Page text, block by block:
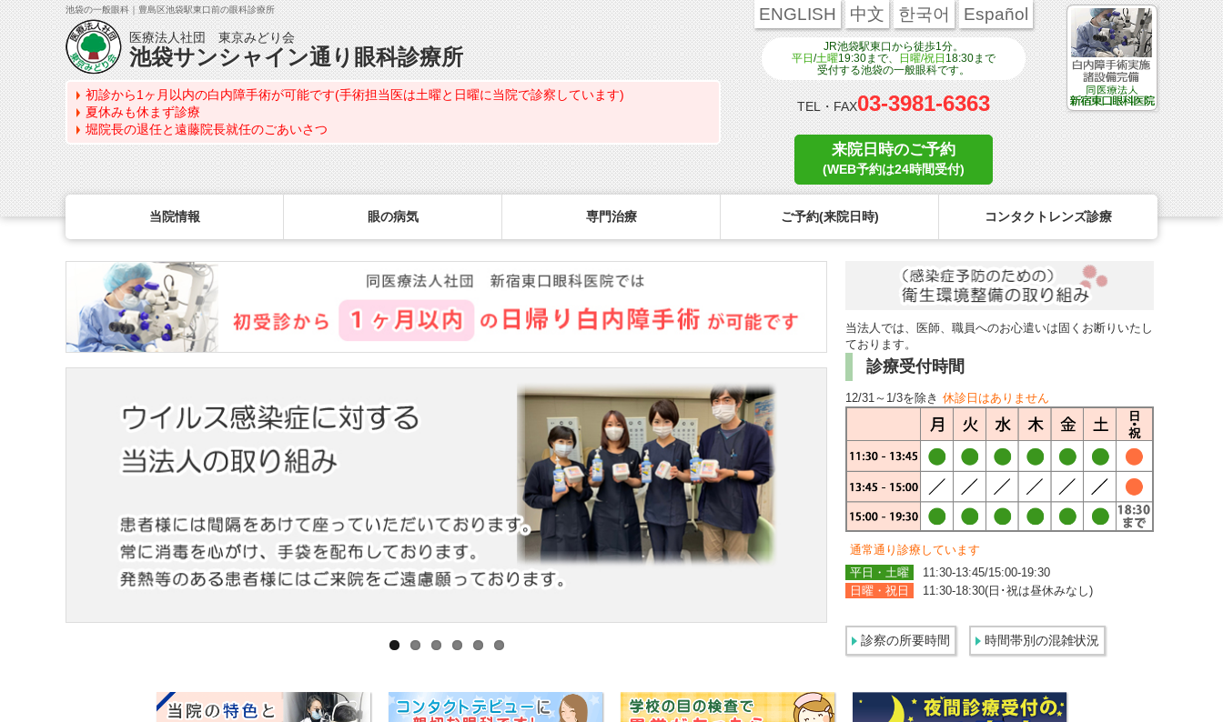
池袋の一般眼科｜豊島区池袋駅東口前の眼科診療所
医療法人社団 東京みどり会
池袋サンシャイン通り眼科診療所
初診から1ヶ月以内の白内障手術が可能です(手術担当医は土曜と日曜に当院で診察しています)
夏休みも休まず診療
堀院長の退任と遠藤院長就任のごあいさつ
ENGLISH 中文 한국어 Español
JR池袋駅東口から徒歩1分。
平日 /土曜19:30まで、 日曜/祝日 18:30まで
受付する池袋の一般眼科です。
TEL・FAX03-3981-6363
来院日時のご予約
(WEB予約は24時間受付)
当院情報
最新情報
感染症予防のための衛生環境整備の取り組み
医師のご紹介
院内の様子
診療のご案内・アクセス
診療受付時間
担当医予定表
検査費用の目安
時間帯別の混雑状況
問診表ダウンロード
当院へお越しになる方へのお願い
診察の流れ
医療関係者の皆様へ
よくある質問
診療報酬に関する院内掲示
リクルート
パンフレットのダウンロード
眼の病気
眼の病気を調べる
病名から探す
症状から探す
主な眼科疾患
緑内障
網膜疾患
ドライアイ
アレルギー性結膜炎
コンタクトレンズ診療
学校近視について
点眼液・眼軟膏について
専門治療
眼科専門治療・特設ページ
緑内障専門治療ページ
角膜疾患専門治療ページ
黄斑疾患専門治療ページ
白内障専門治療ページ
花粉症専門ページ
コンタクトレンズ診療
抗VEGF抗体療法
小児眼科専門治療ぺージ(新宿東口眼科医院)
ご予約(来院日時)
WEB予約(来院日時の設定)
一般眼科診療を予約
コンタクトレンズ診療を予約
ドライアイ専門治療を予約
白内障専門治療を予約
黄斑専門治療を予約
予約をキャンセルする
ご予約
ご予約方法
コンタクトレンズ診療
コンタクトレンズ診療
コンタクトレンズ診療TOP
処方箋を推奨する理由
遠近両用コンタクト
サークルレンズ
初めてコンタクトを使う方へ
しばらく眼科受診していない方へ
コンタクトのトラブル
コンタクトレンズのトラブル
コンタクトレンズの眼疾患
当法人では、医師、職員へのお心遣いは固くお断りいたし
ております。
診療受付時間
12/31～1/3を除き 休診日はありません
通常通り診療しています
平日・土曜
11:30-13:45/15:00-19:30
日曜・祝日
11:30-18:30(日･祝は昼休みなし)
診察の所要時間 時間帯別の混雑状況